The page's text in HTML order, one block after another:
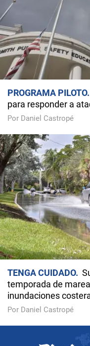
PROGRAMA PILOTO
para responder a
Por Daniel Castropé
TENGA CUIDADO
temporada de
inundaciones
Por Daniel Castropé